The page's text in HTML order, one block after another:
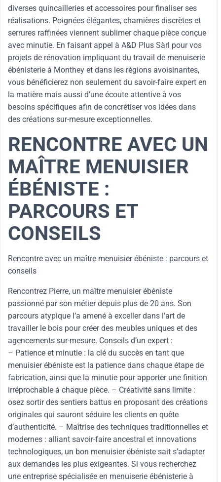
diverses quincailleries et accessoires pour finaliser ses
réalisations. Poignées élégantes, charnières discrètes et
serrures raffinées viennent sublimer chaque pièce conçue
avec minutie. En faisant appel à A&D Plus Sàrl pour vos
projets de rénovation impliquant du travail de menuiserie
ébénisterie à Monthey et dans les régions avoisinantes,
vous bénéficierez non seulement du savoir-faire expert en
la matière mais aussi d’une écoute attentive à vos
besoins spécifiques afin de concrétiser vos idées dans
des créations sur-mesure exceptionnelles.
RENCONTRE AVEC UN
MAÎTRE MENUISIER
ÉBÉNISTE :
PARCOURS ET
CONSEILS
Rencontre avec un maître menuisier ébéniste : parcours et
conseils
Rencontrez Pierre, un maître menuisier ébéniste
passionné par son métier depuis plus de 20 ans. Son
parcours atypique l’a amené à exceller dans l’art de
travailler le bois pour créer des meubles uniques et des
agencements sur-mesure. Conseils d’un expert :
– Patience et minutie : la clé du succès en tant que
menuisier ébéniste est la patience dans chaque étape de
fabrication, ainsi que la minutie pour apporter une finition
irréprochable à chaque pièce. – Créativité sans limite :
osez sortir des sentiers battus en proposant des créations
originales qui sauront séduire les clients en quête
d’authenticité. – Maîtrise des techniques traditionnelles et
modernes : alliant savoir-faire ancestral et innovations
technologiques, un bon menuisier ébéniste sait s’adapter
aux demandes les plus exigeantes. Si vous recherchez
une entreprise spécialisée en menuiserie ébénisterie à